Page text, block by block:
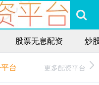
股票无息配资 炒
台 更多配资平台